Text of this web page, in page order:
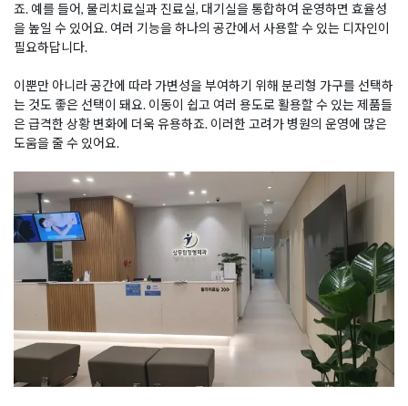
죠. 예를 들어, 물리치료실과 진료실, 대기실을 통합하여 운영하면 효율성
을 높일 수 있어요. 여러 기능을 하나의 공간에서 사용할 수 있는 디자인이
필요하답니다.
이뿐만 아니라 공간에 따라 가변성을 부여하기 위해 분리형 가구를 선택하
는 것도 좋은 선택이 돼요. 이동이 쉽고 여러 용도로 활용할 수 있는 제품들
은 급격한 상황 변화에 더욱 유용하죠. 이러한 고려가 병원의 운영에 많은
도움을 줄 수 있어요.